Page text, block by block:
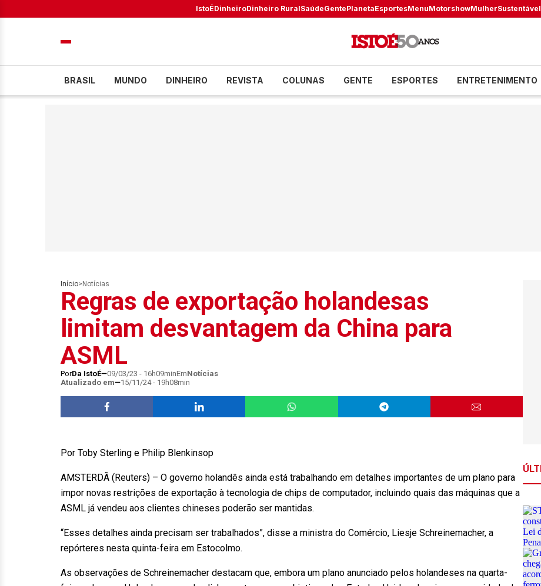
IstoÉDinheiroDinheiro RuralSaúdeGentePlanetaEsportesMenuMotorshowMulherSustentável
BRASIL MUNDO DINHEIRO REVISTA COLUNAS GENTE ESPORTES ENTRETENIMENTO
Início> Notícias
Regras de exportação holandesas
limitam desvantagem da China para
ASML
PorDa IstoÉ 09/03/23 - 16h09minEmNotícias
Atualizado em
15/11/24 - 19h08min
Por Toby Sterling e Philip Blenkinsop
AMSTERDÃ (Reuters) – O governo holandês ainda está trabalhando em detalhes importantes de um plano para
impor novas restrições de exportação à tecnologia de chips de computador, incluindo quais das máquinas que a
ASML já vendeu aos clientes chineses poderão ser mantidas.
“Esses detalhes ainda precisam ser trabalhados”, disse a ministra do Comércio, Liesje Schreinemacher, a
repórteres nesta quinta-feira em Estocolmo.
As observações de Schreinemacher destacam que, embora um plano anunciado pelos holandeses na quarta-